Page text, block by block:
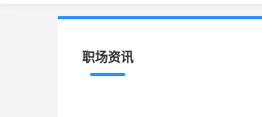
职场资讯